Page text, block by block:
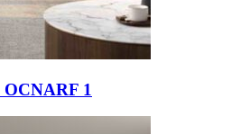
OCNARF 1